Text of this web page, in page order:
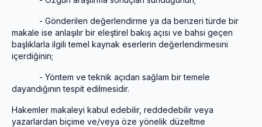
- Gönderilen değerlendirme ya da benzeri türde bir
makale ise anlaşılır bir eleştirel bakış açısı ve bahsi geçen
başlıklarla ilgili temel kaynak eserlerin değerlendirmesini
içerdiğinin;
- Yöntem ve teknik açıdan sağlam bir temele
dayandığının tespit edilmesidir.
Hakemler makaleyi kabul edebilir, reddedebilir veya
yazarlardan biçime ve/veya öze yönelik düzeltme